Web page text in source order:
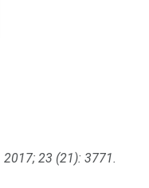
2017; 23 (21): 3771.